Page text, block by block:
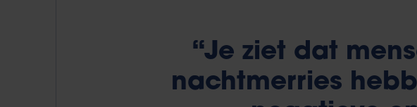
“Je ziet dat
nachtmerries